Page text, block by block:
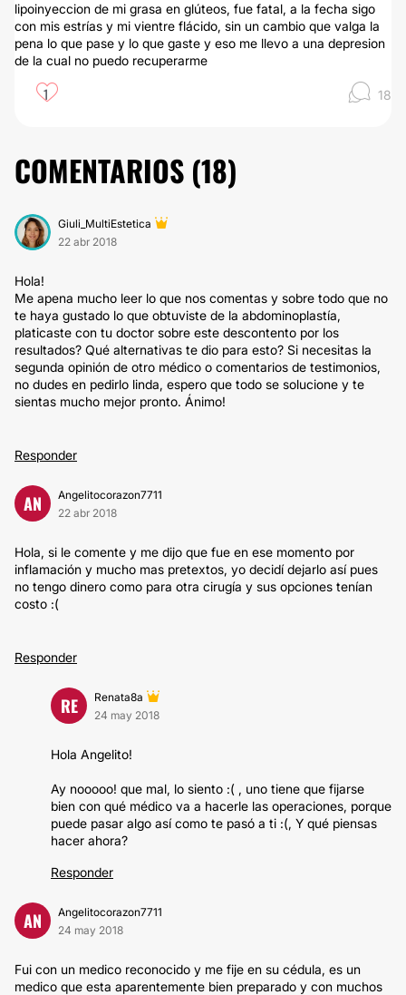
lipoinyeccion de mi grasa en glúteos, fue fatal, a la fecha sigo
con mis estrías y mi vientre flácido, sin un cambio que valga la
pena lo que pase y lo que gaste y eso me llevo a una depresion
de la cual no puedo recuperarme
1 18
COMENTARIOS (18)
Giuli_MultiEstetica
22 abr 2018
Hola!
Me apena mucho leer lo que nos comentas y sobre todo que no
te haya gustado lo que obtuviste de la abdominoplastía,
platicaste con tu doctor sobre este descontento por los
resultados? Qué alternativas te dio para esto? Si necesitas la
segunda opinión de otro médico o comentarios de testimonios,
no dudes en pedirlo linda, espero que todo se solucione y te
sientas mucho mejor pronto. Ánimo!
Responder
AN
Angelitocorazon7711
22 abr 2018
Hola, si le comente y me dijo que fue en ese momento por
inflamación y mucho mas pretextos, yo decidí dejarlo así pues
no tengo dinero como para otra cirugía y sus opciones tenían
costo :(
Responder
RE
Renata8a
24 may 2018
Hola Angelito!
Ay nooooo! que mal, lo siento :( , uno tiene que fijarse
bien con qué médico va a hacerle las operaciones, porque
puede pasar algo así como te pasó a ti :(, Y qué piensas
hacer ahora?
Responder
AN
Angelitocorazon7711
24 may 2018
Fui con un medico reconocido y me fije en su cédula, es un
medico que esta aparentemente bien preparado y con muchos